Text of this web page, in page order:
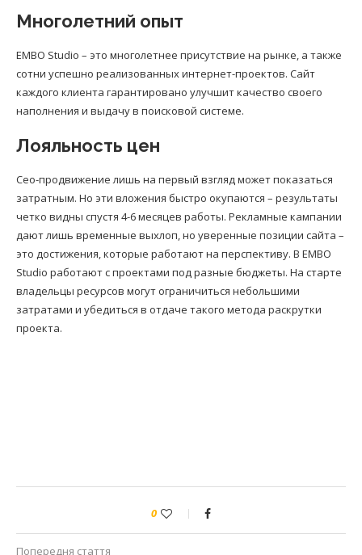
Многолетний опыт
EMBO Studio – это многолетнее присутствие на рынке, а также
сотни успешно реализованных интернет-проектов. Сайт
каждого клиента гарантировано улучшит качество своего
наполнения и выдачу в поисковой системе.
Лояльность цен
Сео-продвижение лишь на первый взгляд может показаться
затратным. Но эти вложения быстро окупаются – результаты
четко видны спустя 4-6 месяцев работы. Рекламные кампании
дают лишь временные выхлоп, но уверенные позиции сайта –
это достижения, которые работают на перспективу. В EMBO
Studio работают с проектами под разные бюджеты. На старте
владельцы ресурсов могут ограничиться небольшими
затратами и убедиться в отдаче такого метода раскрутки
проекта.
0
Попередня стаття